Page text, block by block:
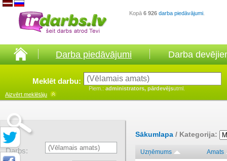
Kopā 6 926 darba piedāvājumi
Darba piedāvājumi Darba
Meklēt darbu:
Piem.: administrators, pārdevējsutml.
Aizvērt meklētāju
Darbs:
Sākumlapa / Kategorija:
Uzņēmums Amats